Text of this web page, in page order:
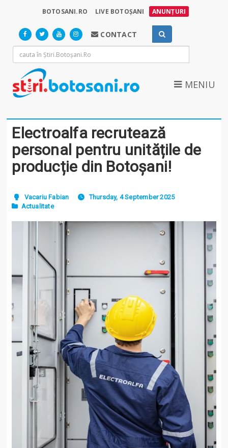
BOTOSANI.RO LIVE BOTOȘANI ANUNȚURI
CONTACT
MENIU
Electroalfa recrutează
personal pentru unitățile de
producție din Botoșani!
Vacariu Fabian
Thursday, 4 September 2025
Actualitate